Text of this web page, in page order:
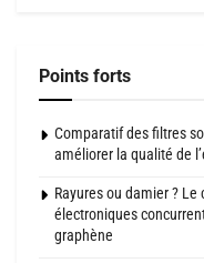
Points forts
Comparatif des filtres
améliorer la qualité de
Rayures ou damier ?
électroniques
graphène